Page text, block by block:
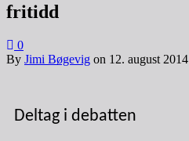
fritidd
0
By Jimi Bøgevig on 12. august 2014
Deltag i debatten